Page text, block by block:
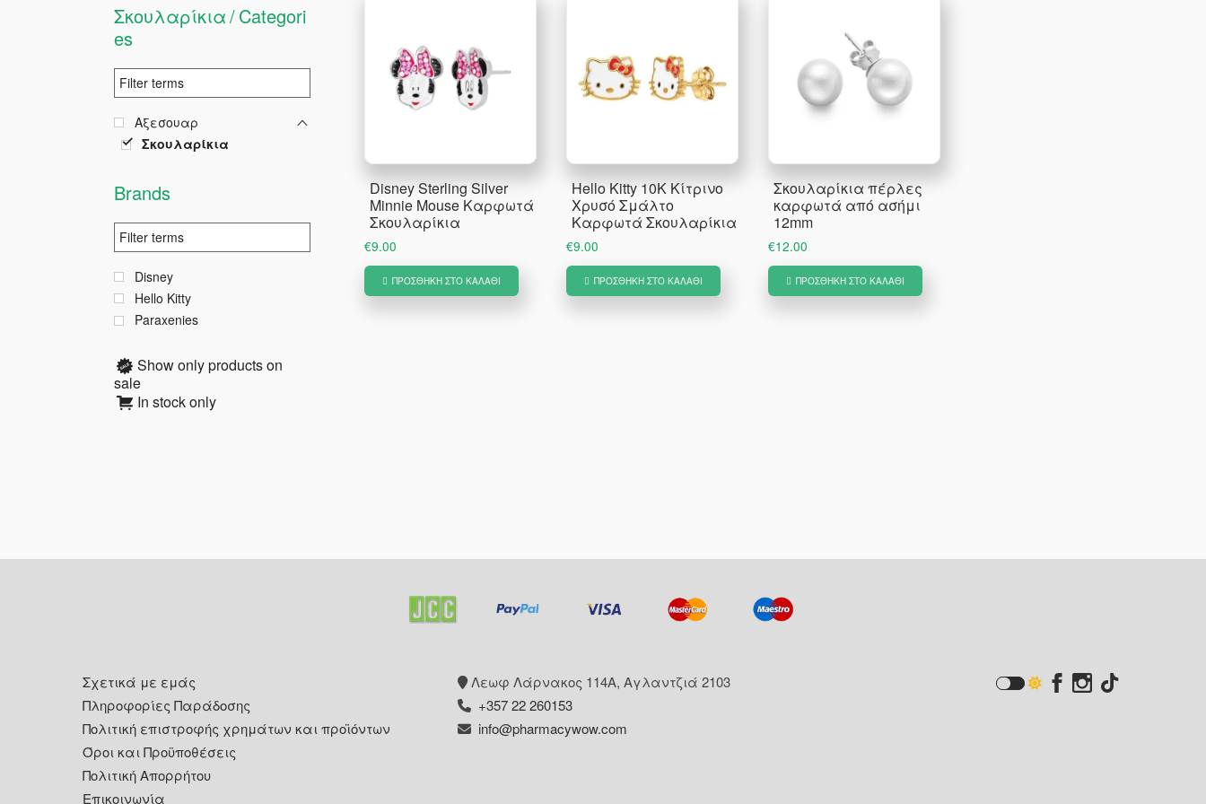
Disney Sterling Silver
Minnie Mouse Καρφωτά
Σκουλαρίκια
€9.00
ΠΡΟΣΘΉΚΗ ΣΤΟ ΚΑΛΆΘΙ
Hello Kitty 10K Κίτρινο
Χρυσό Σμάλτο
Καρφωτά Σκουλαρίκια
€9.00
ΠΡΟΣΘΉΚΗ ΣΤΟ ΚΑΛΆΘΙ
Σκουλαρίκια πέρλες
καρφωτά από ασήμι
12mm
€12.00
ΠΡΟΣΘΉΚΗ ΣΤΟ ΚΑΛΆΘΙ
Σκουλαρίκια Categori
es
Αξεσουαρ
Σκουλαρίκια
Brands
Disney
Hello Kitty
Paraxenies
Show only products on
sale
In stock only
FooterΣχετικά με εμάς
Πληροφορίες Παράδοσης
Πολιτική επιστροφής χρημάτων και προϊόντων
Όροι και Προϋποθέσεις
Πολιτική Απορρήτου
Επικοινωνία
Λεωφ Λάρνακος 114Α, Αγλαντζιά 2103
+357 22 260153
info@pharmacywow.com